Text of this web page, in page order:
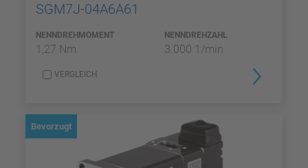
SGM7J-04A6A61
NENNDREHMOMENT
1,27 Nm
NENNDREHZAHL
3.000 1/min
VERGLEICH
Bevorzugt